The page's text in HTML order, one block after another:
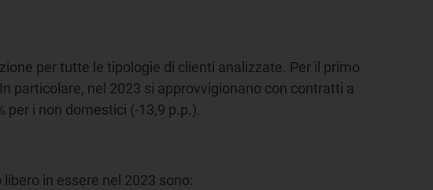
per tutte le tipologie di clienti analizzate. Per il primo
particolare, nel 2023 si approvvigionano con contratti a
per i non domestici (-13,9 p.p.).
in essere nel 2023 sono: